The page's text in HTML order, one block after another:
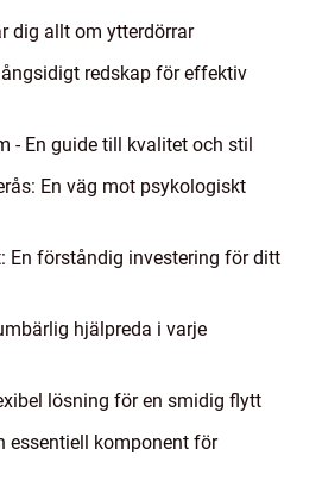
dig allt om ytterdörrar
redskap för effektiv
- En guide till kvalitet och stil
En väg mot psykologiskt
En förståndig investering för ditt
hjälpreda i varje
lösning för en smidig flytt
essentiell komponent för